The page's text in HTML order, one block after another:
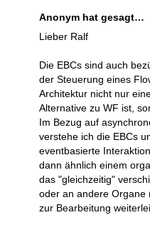
Anonym hat gesagt…
Lieber Ralf
Die EBCs sind auch
der Steuerung eines
Architektur nicht nur
Alternative zu WF ist,
Im Bezug auf
verstehe ich die EBCs
eventbasierte
dann ähnlich einem
das "gleichzeitig"
oder an andere Organe
zur Bearbeitung